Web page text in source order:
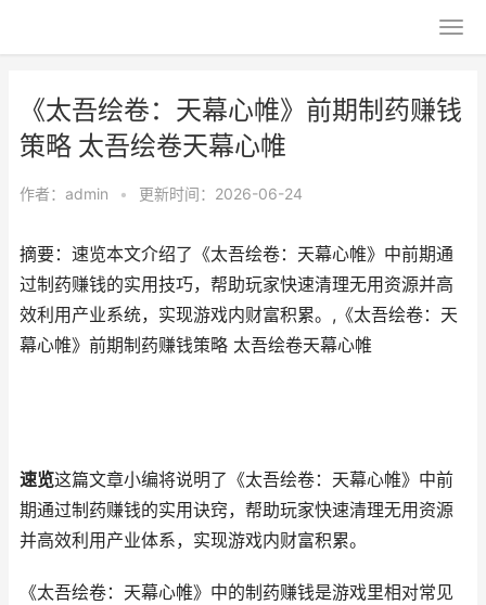
《太吾绘卷：天幕心帷》前期制药赚钱
策略 太吾绘卷天幕心帷
作者： admin • 更新时间：2026-06-24
摘要：速览本文介绍了《太吾绘卷：天幕心帷》中前期通
过制药赚钱的实用技巧，帮助玩家快速清理无用资源并高
效利用产业系统，实现游戏内财富积累。,《太吾绘卷：天
幕心帷》前期制药赚钱策略 太吾绘卷天幕心帷
速览这篇文章小编将说明了《太吾绘卷：天幕心帷》中前
期通过制药赚钱的实用诀窍，帮助玩家快速清理无用资源
并高效利用产业体系，实现游戏内财富积累。
《太吾绘卷：天幕心帷》中的制药赚钱是游戏里相对常见